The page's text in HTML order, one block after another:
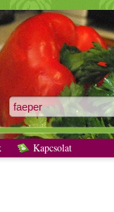
Kapcsolat